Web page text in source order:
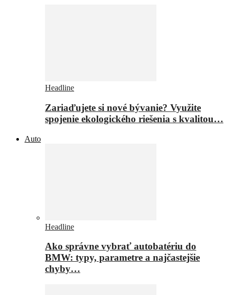
Headline
Zariaďujete si nové bývanie? Využite
spojenie ekologického riešenia s kvalitou…
Auto
Headline
Ako správne vybrať autobatériu do
BMW: typy, parametre a najčastejšie
chyby…